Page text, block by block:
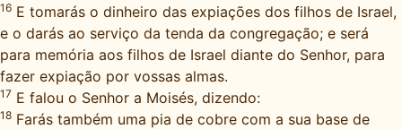
16 E tomarás o dinheiro das expiações dos filhos de Israel,
e o darás ao serviço da tenda da congregação; e será
para memória aos filhos de Israel diante do Senhor, para
fazer expiação por vossas almas.
17 E falou o Senhor a Moisés, dizendo:
18 Farás também uma pia de cobre com a sua base de